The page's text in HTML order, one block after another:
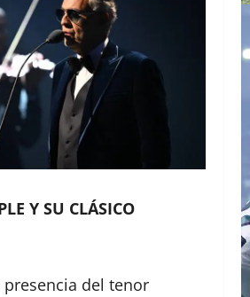
Y SU CLÁSICO
presencia del tenor